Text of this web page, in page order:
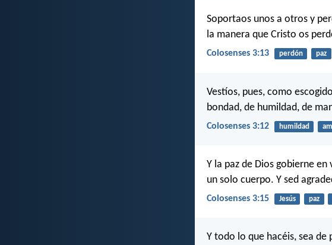
Soportaos unos a otros y
la manera que Cristo os
Colosenses 3:13 perdón paz
Vestíos, pues, como
bondad, de humildad, de
Colosenses 3:12 humildad
Y la paz de Dios gobierne
un solo cuerpo. Y sed
Colosenses 3:15 Jesús paz
Y todo lo que hacéis, sea